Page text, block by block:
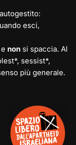
esci,
non si spaccia. Al
sessist*,
più generale.